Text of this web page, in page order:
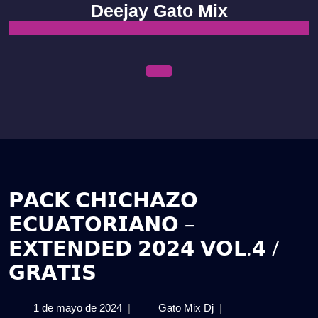
content
Deejay Gato Mix
𝗣𝗔𝗖𝗞 𝗖𝗛𝗜𝗖𝗛𝗔𝗭𝗢
𝗘𝗖𝗨𝗔𝗧𝗢𝗥𝗜𝗔𝗡𝗢 –
𝗘𝗫𝗧𝗘𝗡𝗗𝗘𝗗 𝟮𝟬𝟮𝟰 𝗩𝗢𝗟.𝟰 /
𝗚𝗥𝗔𝗧𝗜𝗦
1 de mayo de 20241 | Gato Mix Dj𝗣𝗔𝗖𝗞
|